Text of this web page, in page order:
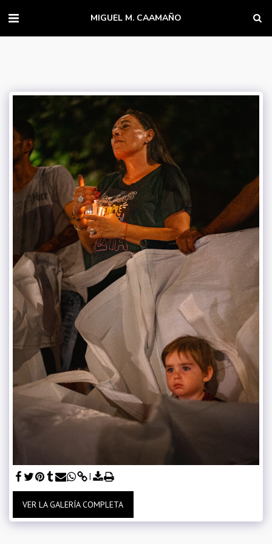
MIGUEL M. CAAMAÑO
VER LA GALERÍA COMPLETA